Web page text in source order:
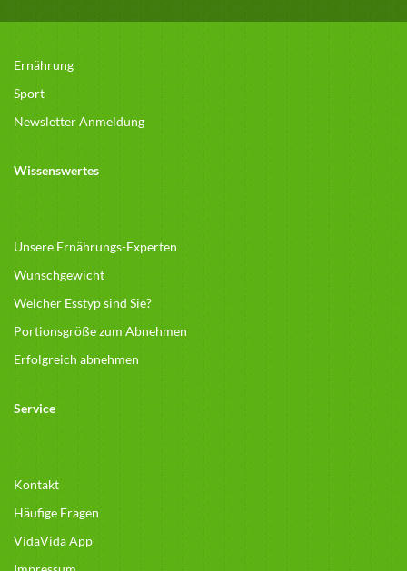
Ernährung
Sport
Newsletter Anmeldung
Wissenswertes
Unsere Ernährungs-Experten
Wunschgewicht
Welcher Esstyp sind Sie?
Portionsgröße zum Abnehmen
Erfolgreich abnehmen
Service
Kontakt
Häufige Fragen
VidaVida App